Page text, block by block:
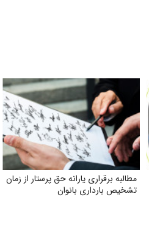
مطالبه برقراری یارانه حق پرستار از زمان
تشخیص بارداری بانوان